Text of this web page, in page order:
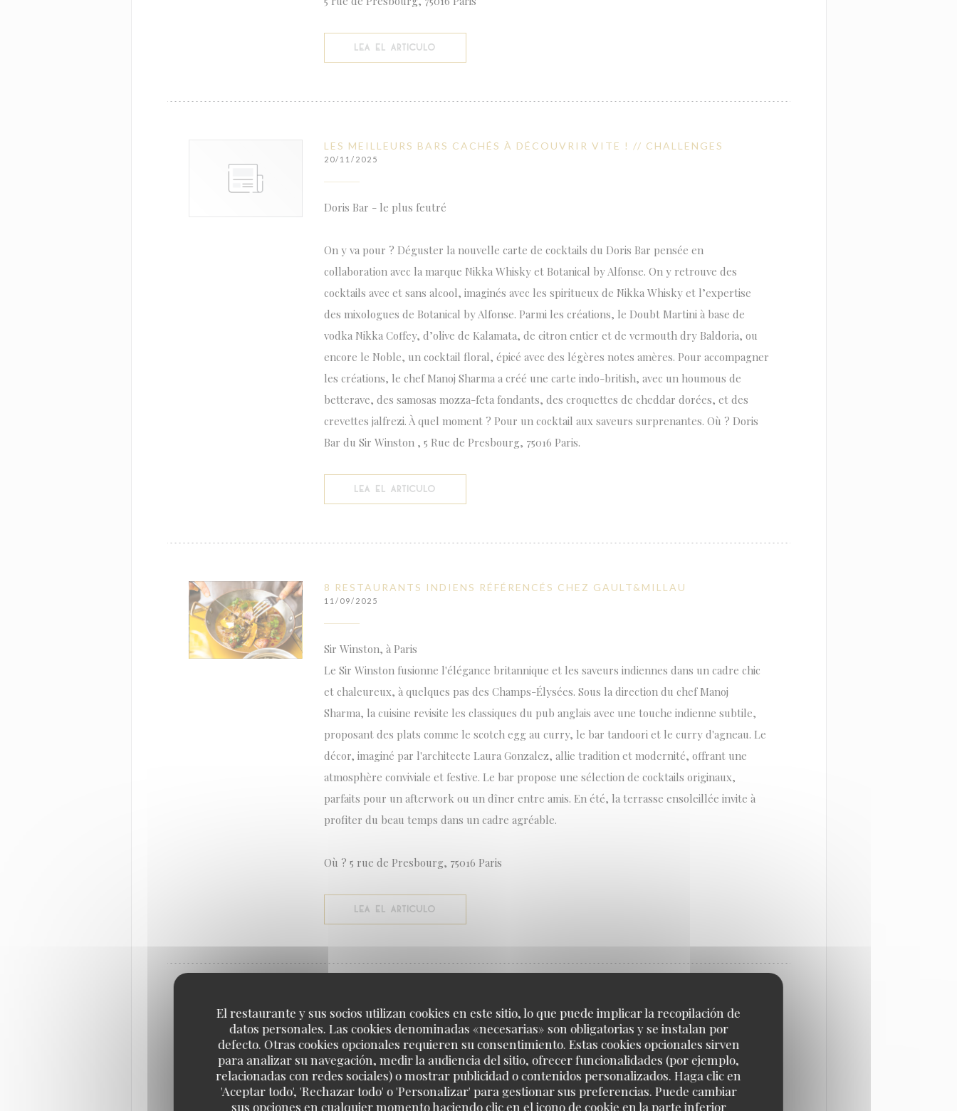
El restaurante y sus socios utilizan cookies en este sitio, lo que puede implicar la recopilación de
datos personales. Las cookies denominadas «necesarias» son obligatorias y se instalan por
defecto. Otras cookies opcionales requieren su consentimiento. Estas cookies opcionales sirven
para analizar su navegación, medir la audiencia del sitio, ofrecer funcionalidades (por ejemplo,
relacionadas con redes sociales) o mostrar publicidad o contenidos personalizados. Haga clic en
'Aceptar todo', 'Rechazar todo' o 'Personalizar' para gestionar sus preferencias. Puede cambiar
sus opciones en cualquier momento haciendo clic en el icono de cookie en la parte inferior
LEA EL ARTICULO
LES MEILLEURS BARS CACHÉS À DÉCOUVRIR VITE ! // CHALLENGES
20/11/2025
Doris Bar - le plus feutré
On y va pour ? Déguster la nouvelle carte de cocktails du Doris Bar pensée en
collaboration avec la marque Nikka Whisky et Botanical by Alfonse. On y retrouve des
cocktails avec et sans alcool, imaginés avec les spiritueux de Nikka Whisky et l’expertise
des mixologues de Botanical by Alfonse. Parmi les créations, le Doubt Martini à base de
vodka Nikka Coffey, d’olive de Kalamata, de citron entier et de vermouth dry Baldoria, ou
encore le Noble, un cocktail floral, épicé avec des légères notes amères. Pour accompagner
les créations, le chef Manoj Sharma a créé une carte indo-british, avec un houmous de
betterave, des samosas mozza-feta fondants, des croquettes de cheddar dorées, et des
crevettes jalfrezi. À quel moment ? Pour un cocktail aux saveurs surprenantes. Où ? Doris
Bar du Sir Winston , 5 Rue de Presbourg, 75016 Paris.
LEA EL ARTICULO
8 RESTAURANTS INDIENS RÉFÉRENCÉS CHEZ GAULT&MILLAU
11/09/2025
Sir Winston, à Paris
Le Sir Winston fusionne l'élégance britannique et les saveurs indiennes dans un cadre chic
et chaleureux, à quelques pas des Champs-Élysées. Sous la direction du chef Manoj
Sharma, la cuisine revisite les classiques du pub anglais avec une touche indienne subtile,
proposant des plats comme le scotch egg au curry, le bar tandoori et le curry d'agneau. Le
décor, imaginé par l'architecte Laura Gonzalez, allie tradition et modernité, offrant une
atmosphère conviviale et festive. Le bar propose une sélection de cocktails originaux,
parfaits pour un afterwork ou un dîner entre amis. En été, la terrasse ensoleillée invite à
profiter du beau temps dans un cadre agréable.
Où ? 5 rue de Presbourg, 75016 Paris
LEA EL ARTICULO
LES 5 SCOTCH EGGS QUI NOUS ONT… SCOTCHÉS // LES ECHOS
11/09/2025
Le plus rythmé